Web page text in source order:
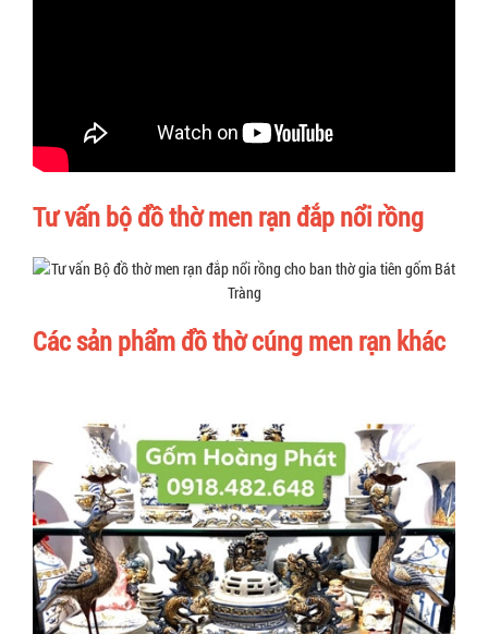
Tư vấn bộ đồ thờ men rạn đắp nổi rồng
Các sản phẩm đồ thờ cúng men rạn khác